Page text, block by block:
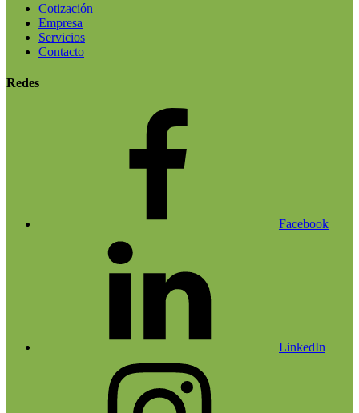
Cotización
Empresa
Servicios
Contacto
Redes
Facebook
LinkedIn